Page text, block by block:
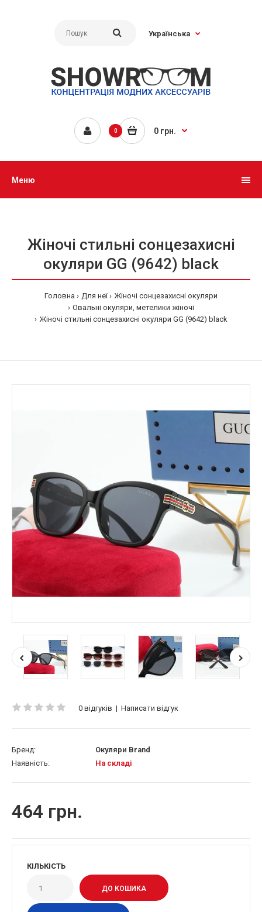
Українська
0 0 грн.
Меню
Жіночі стильні сонцезахисні
окуляри GG (9642) black
Головна Для неї
Жіночі сонцезахисні окуляри
Овальні окуляри, метелики жіночі
Жіночі стильні сонцезахисні окуляри GG (9642) black
0 відгуків | Написати відгук
Бренд:
Окуляри Brand
Наявність:
На складі
464 грн.
КІЛЬКІСТЬ